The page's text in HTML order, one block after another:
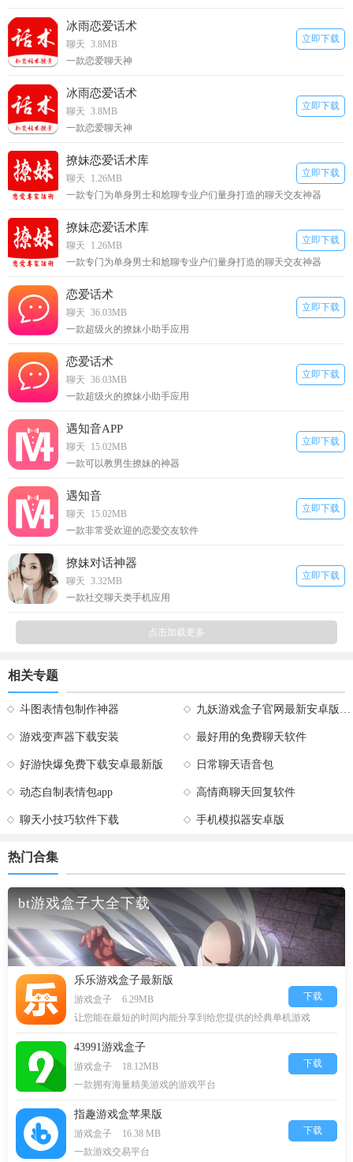
冰雨恋爱话术
聊天 3.8MB
一款恋爱聊天神
立即下载
冰雨恋爱话术
聊天 3.8MB
一款恋爱聊天神
立即下载
撩妹恋爱话术库
聊天
1.26MB
一款专门为单身男士和尬聊专业户们量身打造的聊天交友神器
立即下载
撩妹恋爱话术库
聊天
1.26MB
一款专门为单身男士和尬聊专业户们量身打造的聊天交友神器
立即下载
恋爱话术
聊天 36.03MB
一款超级火的撩妹小助手应用
立即下载
恋爱话术
聊天 36.03MB
一款超级火的撩妹小助手应用
立即下载
遇知音APP
聊天
15.02MB
一款可以教男生撩妹的神器
立即下载
遇知音
聊天
15.02MB
一款非常受欢迎的恋爱交友软件
立即下载
撩妹对话神器
聊天 3.32MB
一款社交聊天类手机应用
立即下载
点击加载更多
相关专题
斗图表情包制作神器
游戏变声器下载安装 最好用的免费聊天软件
好游快爆免费下载安卓最新版 日常聊天语音包
动态自制表情包app 高情商聊天回复软件
聊天小技巧软件下载 手机模拟器安卓版
热门合集
bt游戏盒子大全下载
乐乐游戏盒子最新版
游戏盒子
6.29MB
让您能在最短的时间内能分享到给您提供的经典单机游戏
下载
43991游戏盒子
游戏盒子
18.12MB
一款拥有海量精美游戏的游戏平台
下载
指趣游戏盒苹果版
游戏盒子
16.38 MB
一款游戏交易平台
下载